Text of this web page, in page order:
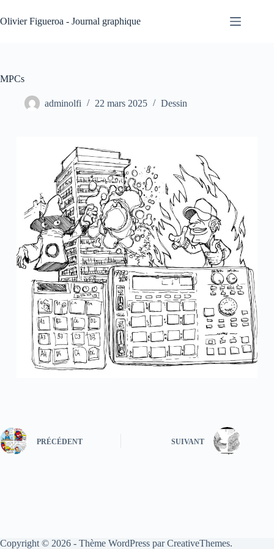
au
contenu
Olivier Figueroa - Journal graphique
MPCs
adminolfi 22 mars 2025 Dessin
PRÉCÉDENT SUIVANT
Copyright © 2026 - Thème WordPress parCreativeThemes.